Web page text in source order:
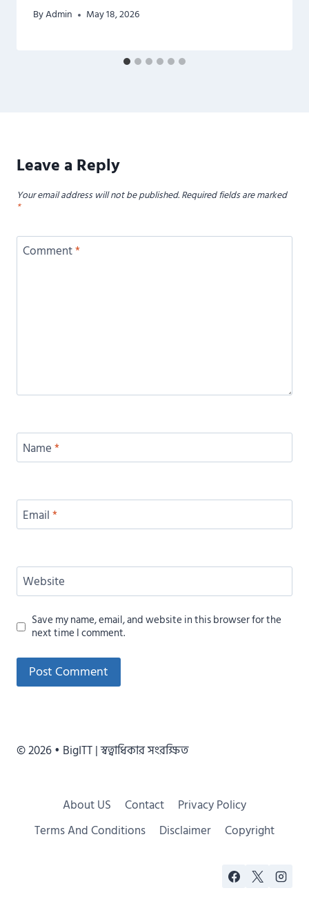
ByAdmin May 18, 2026
Leave a Reply
Your email address will not be published.Required fields are marked
*
Comment*
Name*
Email*
Website
Save my name, email, and website in this browser for the
next time I comment.
© 2026 • BigITT | স্বত্বাধিকার সংরক্ষিত
About US Contact
Privacy Policy
Terms And Conditions
Disclaimer Copyright